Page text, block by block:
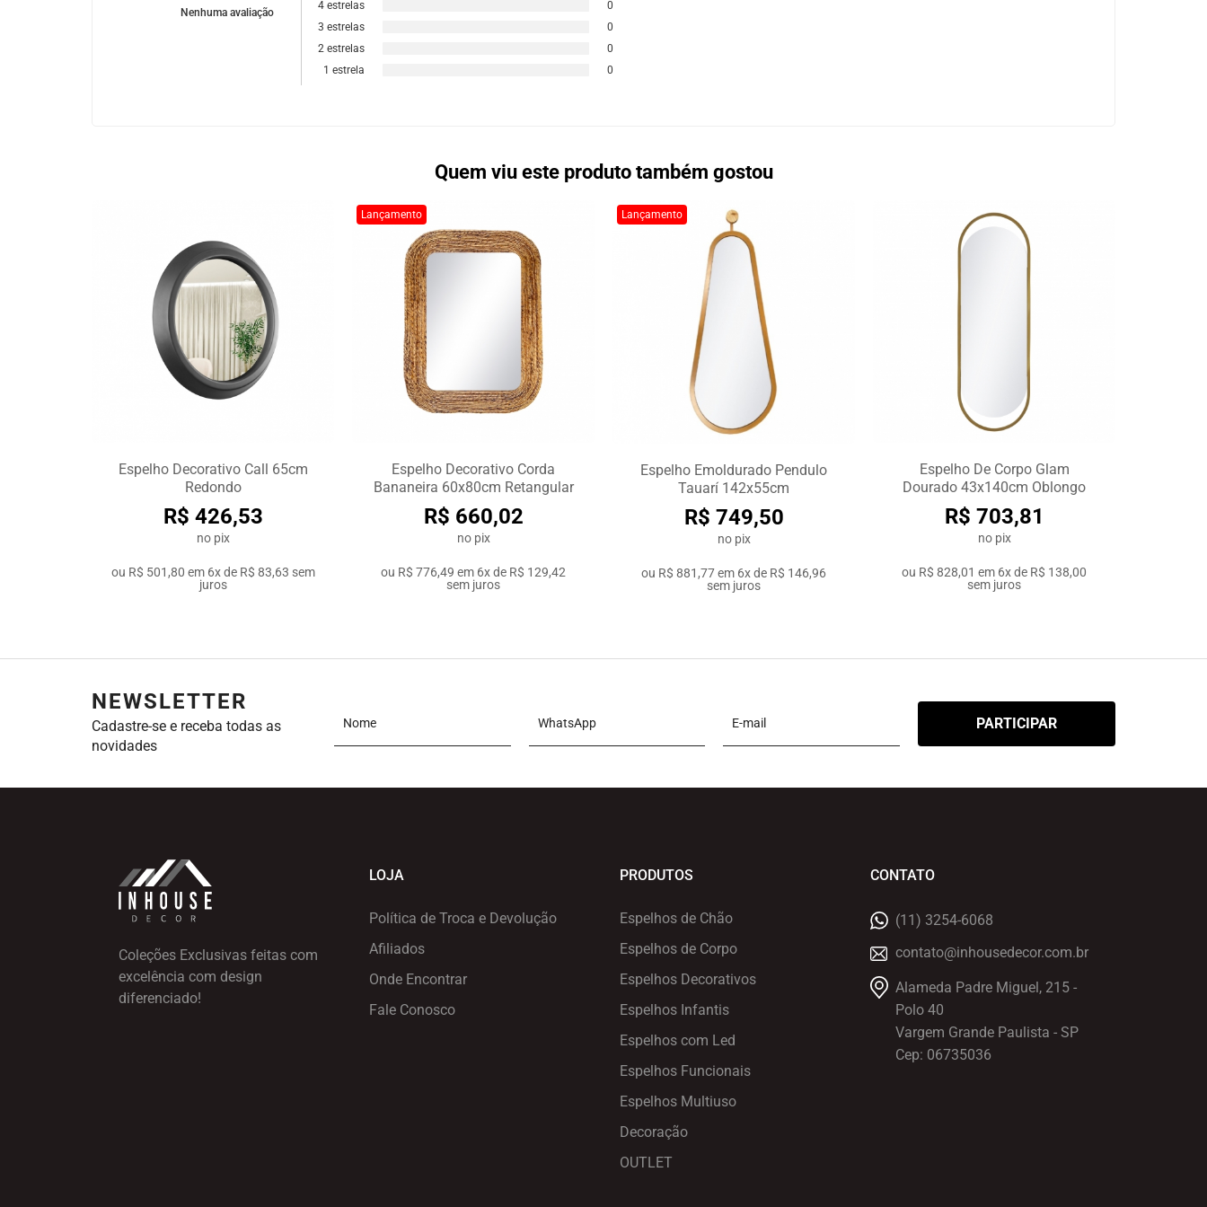
Nenhuma avaliação
4 estrelas
0
3 estrelas
0
2 estrelas
0
1 estrela
0
Quem viu este produto também gostou
Espelho Decorativo Call 65cm
Redondo
R$ 426,53
no pix
ou R$ 501,80 em 6x de R$ 83,63 sem
juros
Lançamento
Espelho Decorativo Corda
Bananeira 60x80cm Retangular
R$ 660,02
no pix
ou R$ 776,49 em 6x de R$ 129,42
sem juros
Lançamento
Espelho Emoldurado Pendulo
Tauarí 142x55cm
R$ 749,50
no pix
ou R$ 881,77em 6x de R$ 146,96
sem juros
Espelho De Corpo Glam
Dourado 43x140cm Oblongo
R$ 703,81
no pix
ou R$ 828,01 em 6x de R$ 138,00
sem juros
NEWSLETTER
Cadastre-se e receba todas as
novidades
Coleções Exclusivas feitas com
excelência com design
diferenciado!
LOJA
Política de Troca e Devolução
Afiliados
Onde Encontrar
Fale Conosco
PRODUTOS
Espelhos de Chão
Espelhos de Corpo
Espelhos Decorativos
Espelhos Infantis
Espelhos com Led
Espelhos Funcionais
Espelhos Multiuso
Decoração
OUTLET
CONTATO
(11) 3254-6068
contato@inhousedecor.com.br
Alameda Padre Miguel, 215 -
Polo 40
Vargem Grande Paulista - SP
Cep: 06735036